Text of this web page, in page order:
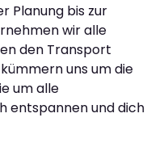
Planung bis zur
wir alle
den Transport
uns um die
um alle
entspannen und dich